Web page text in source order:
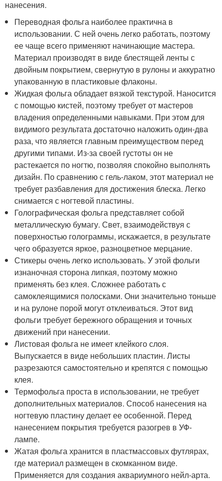
нанесения.
Переводная фольга наиболее практична в
использовании. С ней очень легко работать, поэтому
ее чаще всего применяют начинающие мастера.
Материал производят в виде блестящей ленты с
двойным покрытием, свернутую в рулоны и аккуратно
упакованную в пластиковые флаконы.
Жидкая фольга обладает вязкой текстурой. Наносится
с помощью кистей, поэтому требует от мастеров
владения определенными навыками. При этом для
видимого результата достаточно наложить один-два
раза, что является главным преимуществом перед
другими типами. Из-за своей густоты он не
растекается по ногтю, позволяя спокойно выполнять
дизайн. По сравнению с гель-лаком, этот материал не
требует разбавления для достижения блеска. Легко
снимается с ногтевой пластины.
Голографическая фольга представляет собой
металлическую бумагу. Свет, взаимодействуя с
поверхностью голограммы, искажается, в результате
чего образуется яркое, разноцветное мерцание.
Стикеры очень легко использовать. У этой фольги
изнаночная сторона липкая, поэтому можно
применять без клея. Сложнее работать с
самоклеящимися полосками. Они значительно тоньше
и на рулоне порой могут отклеиваться. Этот вид
фольги требует бережного обращения и точных
движений при нанесении.
Листовая фольга не имеет клейкого слоя.
Выпускается в виде небольших пластин. Листы
разрезаются самостоятельно и крепятся с помощью
клея.
Термофольга проста в использовании, не требует
дополнительных материалов. Способ нанесения на
ногтевую пластину делает ее особенной. Перед
нанесением покрытия требуется разогрев в УФ-
лампе.
Жатая фольга хранится в пластмассовых футлярах,
где материал размещен в скомканном виде.
Применяется для создания аквариумного нейл-арта.